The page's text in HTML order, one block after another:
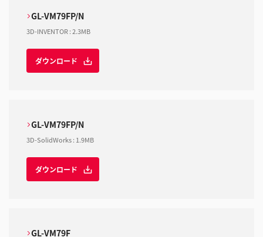
GL-VM79FP/N
3D-INVENTOR:2.3MB
ダウンロード
GL-VM79FP/N
3D-SolidWorks: 1.9MB
ダウンロード
GL-VM79F